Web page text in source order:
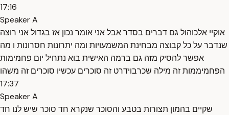
17:16
Speaker A
אוקיי אלכוהול גם דברים בסדר אבל אני אומר נכון אז בגדול אני רוצה
שנדבר על כל קבוצה מבחינת המשמעויות ומה יתרונות חסרונות ו מה
אפשר להסיק מזה גם ברמה האישית בוא נתחיל יום פחמימות
הפחמיממות זה מילה שכרבוידרט זה סוכרים עכשיו סוכרים זה משהו
17:37
Speaker A
שקיים בהמון תצורות בטבע והסוכר שנקרא חד סוכר שיש לנו חד